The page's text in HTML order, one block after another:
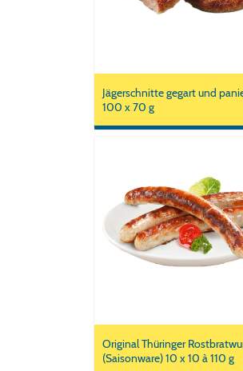
Jägerschnitte gegart und
100 x 70 g
Original Thüringer
(Saisonware) 10 x 10 à 110 g